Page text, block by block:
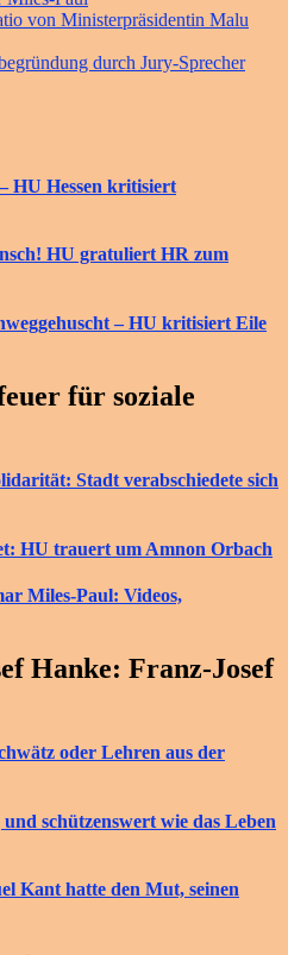
von Ministerpräsidentin Malu
durch Jury-Sprecher
HU Hessen kritisiert
HU gratuliert HR zum
– HU kritisiert Eile
für soziale
Stadt verabschiedete sich
HU trauert um Amnon Orbach
Miles-Paul: Videos,
Hanke: Franz-Josef
oder Lehren aus der
schützenswert wie das Leben
Kant hatte den Mut, seinen